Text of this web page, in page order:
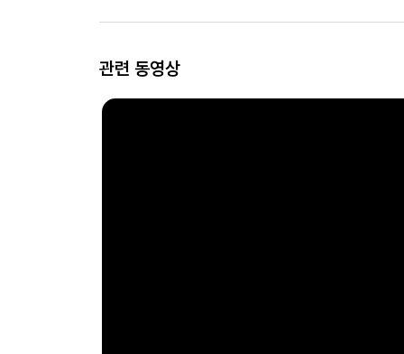
관련 동영상